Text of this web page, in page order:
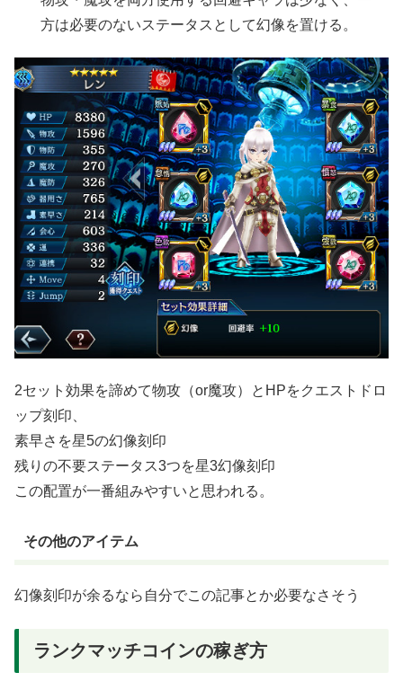
方は必要のないステータスとして幻像を置ける。
2セット効果を諦めて物攻（or魔攻）とHPをクエストドロ
ップ刻印、
素早さを星5の幻像刻印
残りの不要ステータス3つを星3幻像刻印
この配置が一番組みやすいと思われる。
その他のアイテム
幻像刻印が余るなら自分でこの記事とか必要なさそう
ランクマッチコインの稼ぎ方